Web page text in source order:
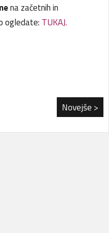
na začetnih in
ogledate: TUKAJ.
Novejše >